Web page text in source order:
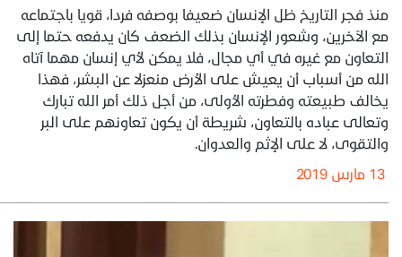
منذ فجر التاريخ ظل الإنسان ضعيفا بوصفه فردا، قويا باجتماعه
مع الآخرين، وشعور الإنسان بذلك الضعف كان يدفعه حتما إلى
التعاون مع غيره في أي مجال، فلا يمكن لأي إنسان مهما آتاه
الله من أسباب أن يعيش على الأرض منعزلا عن البشر، فهذا
يخالف طبيعته وفطرته الأولى، من أجل ذلك أمر الله تبارك
وتعالى عباده بالتعاون، شريطة أن يكون تعاونهم على البر
والتقوى، لا على الإثم والعدوان.